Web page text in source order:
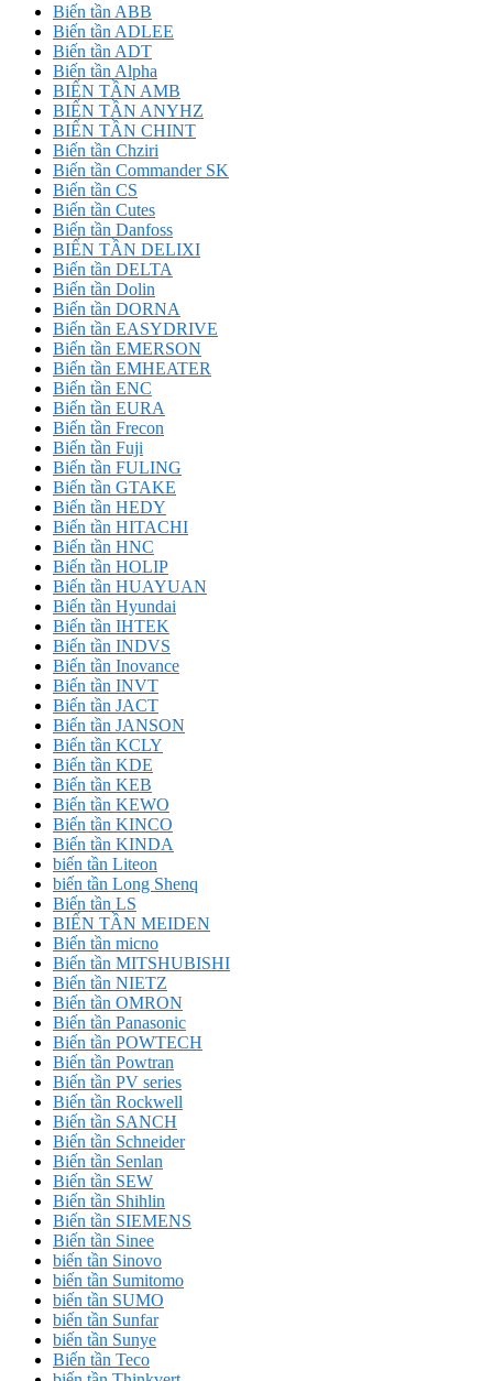
Biến tần ABB
Biến tần ADLEE
Biến tần ADT
Biến tần Alpha
BIẾN TẦN AMB
BIẾN TẦN ANYHZ
BIẾN TẦN CHINT
Biến tần Chziri
Biến tần Commander SK
Biến tần CS
Biến tần Cutes
Biến tần Danfoss
BIẾN TẦN DELIXI
Biến tần DELTA
Biến tần Dolin
Biến tần DORNA
Biến tần EASYDRIVE
Biến tần EMERSON
Biến tần EMHEATER
Biến tần ENC
Biến tần EURA
Biến tần Frecon
Biến tần Fuji
Biến tần FULING
Biến tần GTAKE
Biến tần HEDY
Biến tần HITACHI
Biến tần HNC
Biến tần HOLIP
Biến tần HUAYUAN
Biến tần Hyundai
Biến tần IHTEK
Biến tần INDVS
Biến tần Inovance
Biến tần INVT
Biến tần JACT
Biến tần JANSON
Biến tần KCLY
Biến tần KDE
Biến tần KEB
Biến tần KEWO
Biến tần KINCO
Biến tần KINDA
biến tần Liteon
biến tần Long Shenq
Biến tần LS
BIẾN TẦN MEIDEN
Biến tần micno
Biến tần MITSHUBISHI
Biến tần NIETZ
Biến tần OMRON
Biến tần Panasonic
Biến tần POWTECH
Biến tần Powtran
Biến tần PV series
Biến tần Rockwell
Biến tần SANCH
Biến tần Schneider
Biến tần Senlan
Biến tần SEW
Biến tần Shihlin
Biến tần SIEMENS
Biến tần Sinee
biến tần Sinovo
biến tần Sumitomo
biến tần SUMO
biến tần Sunfar
biến tần Sunye
Biến tần Teco